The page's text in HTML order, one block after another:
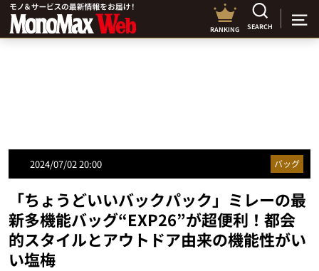
RANKING SEARCH
2024/07/02 20:00 バッグ
「ちょうどいいバックパック」ミレーの最
新多機能バッグ“EXP26”が超便利！都会
的スタイルとアウトドア由来の機能性がい
い塩梅